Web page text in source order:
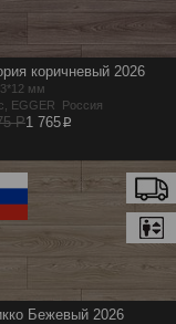
коричневый 2026
мм
EGGER Россия
Р1 765p
Бежевый 2026